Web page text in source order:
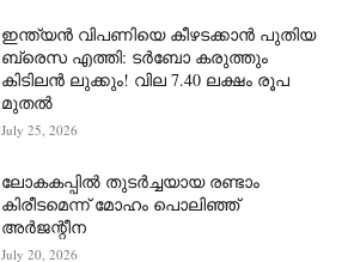
ഇന്ത്യൻ വിപണിയെ കീഴടക്കാന്‍ പുതിയ
ബ്രെസ എത്തി: ടർബോ കരുത്തും
കിടിലൻ ലുക്കും! വില 7.40 ലക്ഷം രൂപ
മുതൽ
July 25, 2026
ലോകകപ്പിൽ തുടർച്ചയായ രണ്ടാം
കിരീടമെന്ന് മോഹം പൊലിഞ്ഞ്
അർ‍ജന്റീന
July 20, 2026